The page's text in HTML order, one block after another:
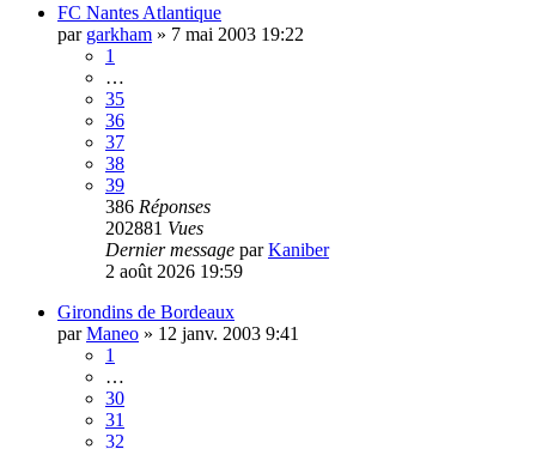
FC Nantes Atlantique
par garkham » 7 mai 2003 19:22
1
…
35
36
37
38
39
386 Réponses
202881 Vues
Dernier message parKaniber
2 août 2026 19:59
Girondins de Bordeaux
parManeo » 12 janv. 2003 9:41
1
…
30
31
32